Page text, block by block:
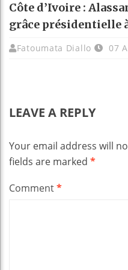
Côte d’Ivoire :
grâce présidentielle
Fatoumata Diallo 07
LEAVE A REPLY
Your email address will
fields are marked *
Comment*